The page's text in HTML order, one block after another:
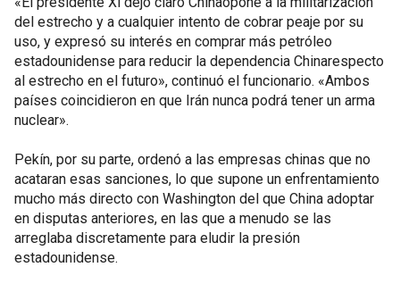
del estrecho y a cualquier intento de cobrar peaje por su
uso, y expresó su interés en comprar más petróleo
estadounidense para reducir la dependencia Chinarespecto
al estrecho en el futuro», continuó el funcionario. «Ambos
países coincidieron en que Irán nunca podrá tener un arma
nuclear».
Pekín, por su parte, ordenó a las empresas chinas que no
acataran esas sanciones, lo que supone un enfrentamiento
mucho más directo con Washington del que China adoptar
en disputas anteriores, en las que a menudo se las
arreglaba discretamente para eludir la presión
estadounidense.